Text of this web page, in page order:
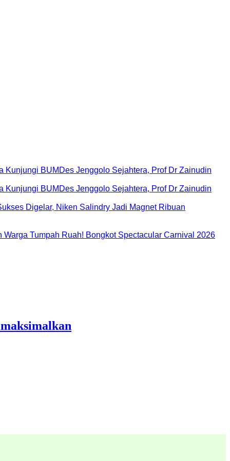
Kunjungi BUMDes Jenggolo Sejahtera, Prof Dr Zainudin
Kunjungi BUMDes Jenggolo Sejahtera, Prof Dr Zainudin
Digelar, Niken Salindry Jadi Magnet Ribuan
Warga Tumpah Ruah! Bongkot Spectacular Carnival 2026